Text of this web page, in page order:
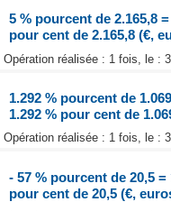
5 % pourcent de 2.165,8
pour cent de 2.165,8 (€,
Opération réalisée : 1 fois, le :
1.292 % pourcent de
1.292 % pour cent de
Opération réalisée : 1 fois, le :
- 57 % pourcent de 20,5
pour cent de 20,5 (€,